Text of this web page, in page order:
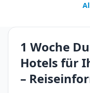
1 Woche
Hotels für
–